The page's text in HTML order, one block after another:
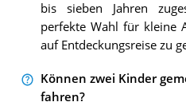
bis sieben Jahren
perfekte Wahl für kleine
auf Entdeckungsreise zu
Können zwei Kinder
fahren?